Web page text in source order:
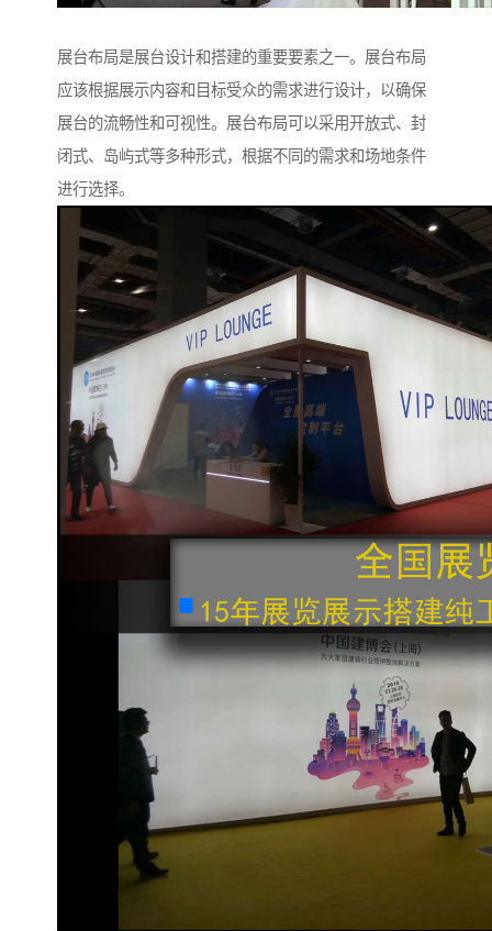
展台布局是展台设计和搭建的重要要素之一。展台布局
应该根据展示内容和目标受众的需求进行设计，以确保
展台的流畅性和可视性。展台布局可以采用开放式、封
闭式、岛屿式等多种形式，根据不同的需求和场地条件
进行选择。